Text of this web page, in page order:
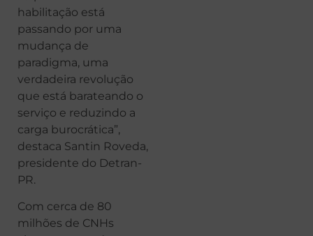
habilitação está
passando por uma
mudança de
paradigma, uma
verdadeira revolução
que está barateando o
serviço e reduzindo a
carga burocrática”,
destaca Santin Roveda,
presidente do Detran-
PR.
Com cerca de 80
milhões de CNHs